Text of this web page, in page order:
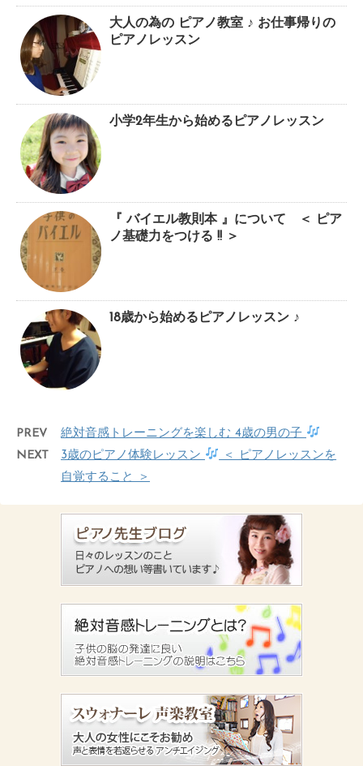
大人の為の ピアノ教室 ♪ お仕事帰りの
ピアノレッスン
小学2年生から始めるピアノレッスン
『 バイエル教則本 』について ＜ ピア
ノ基礎力をつける !! ＞
18歳から始めるピアノレッスン ♪
PREV
絶対音感トレーニングを楽しむ 4歳の男の子
NEXT
3歳のピアノ体験レッスン
＜ ピアノレッスンを
自覚すること ＞